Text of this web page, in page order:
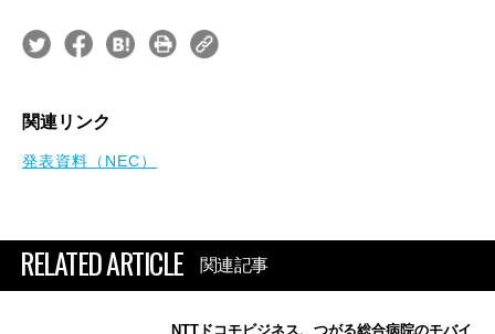
関連リンク
発表資料（NEC）
RELATED ARTICLE 関連記事
NTTドコモビジネス、つがる総合病院のモバイ